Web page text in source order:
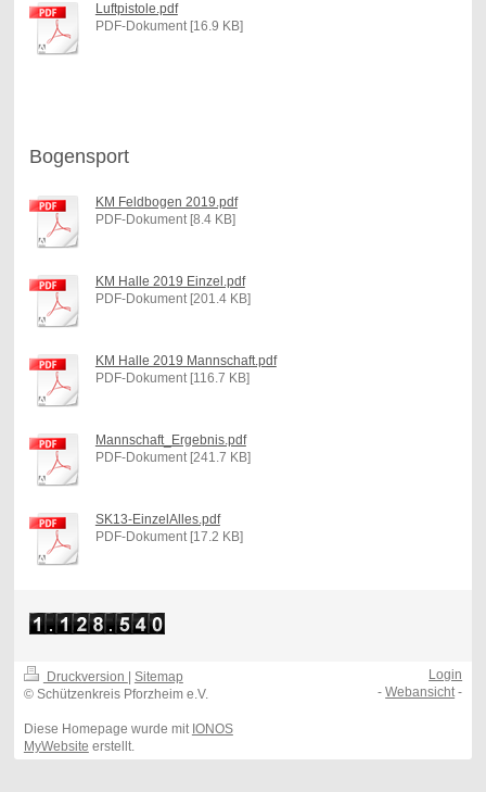
Luftpistole.pdf
PDF-Dokument [16.9 KB]
Bogensport
KM Feldbogen 2019.pdf
PDF-Dokument [8.4 KB]
KM Halle 2019 Einzel.pdf
PDF-Dokument [201.4 KB]
KM Halle 2019 Mannschaft.pdf
PDF-Dokument [116.7 KB]
Mannschaft_Ergebnis.pdf
PDF-Dokument [241.7 KB]
SK13-EinzelAlles.pdf
PDF-Dokument [17.2 KB]
Druckversion
Sitemap
© Schützenkreis Pforzheim e.V.
Diese Homepage wurde mit IONOS
MyWebsite erstellt.
Login
-Webansicht-